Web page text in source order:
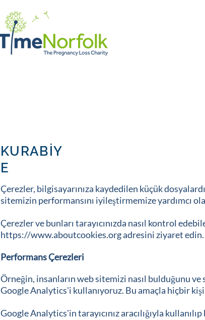
KURABİY
E
Çerezler, bilgisayarınıza kaydedilen küçük
sitemizin performansını iyileştirmemize yardımcı
Çerezler ve bunları tarayıcınızda nasıl kontrol
https://www.aboutcookies.orgadresini ziyaret edin.
Performans Çerezleri
Örneğin, insanların web sitemizi nasıl bulduğunu
Google Analytics'i kullanıyoruz. Bu amaçla hiçbir
Google Analytics'in tarayıcınız aracılığıyla